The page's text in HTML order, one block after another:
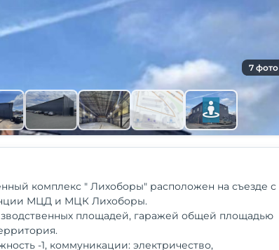
7 фото
комплекс " Лихоборы" расположен на съезде с
МЦД и МЦК Лихоборы.
площадей, гаражей общей площадью
-1, коммуникации: электричество,